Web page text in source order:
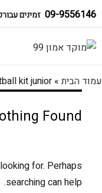
09-9556146 זמינים עבורכם 24
עמוד הבית»
kit junior
Found
for. Perhaps
searching can help.